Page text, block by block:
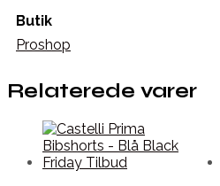
Butik
Proshop
Relaterede varer